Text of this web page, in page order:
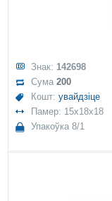
Знак: 142698
Сума200
Кошт:увайдзіце
Памер: 15x18x18
Упакоўка 8/1